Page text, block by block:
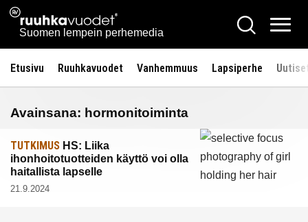
Siirry
sisältöön
Ruuhkavuodet.fi
Suomen lempein perhemedia
Hae
Etusivu Ruuhkavuodet Vanhemmuus Lapsiperhe
Avainsana: hormonitoiminta
TUTKIMUS HS: Liika
ihonhoitotuotteiden käyttö voi olla
haitallista lapselle
21.9.2024